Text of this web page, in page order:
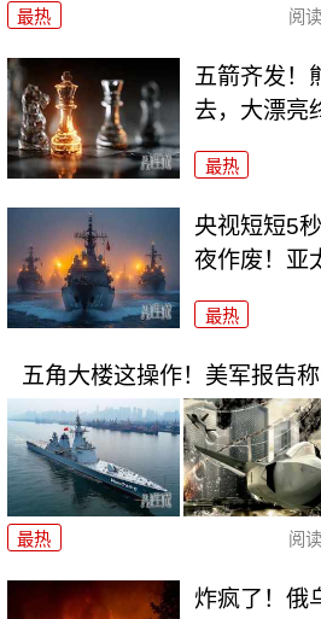
最热 阅读
五箭齐发！
去，大漂亮
最热
央视短短5
夜作废！亚
最热
五角大楼这操作！美军报告
最热 阅读
炸疯了！俄